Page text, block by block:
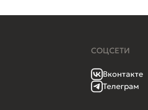
СОЦСЕТИ
Вконтакте
Телеграм